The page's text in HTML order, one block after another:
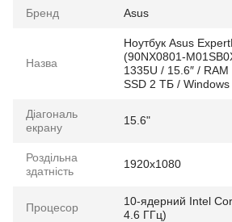
Бренд Asus
Назва
Ноутбук Asus
(90NX0801-
1335U / 15.6″ /
SSD 2 ТБ /
Діагональ
екрану
15.6"
Роздільна
здатність
1920x1080
Процесор
10-ядерний Intel
4.6 ГГц)